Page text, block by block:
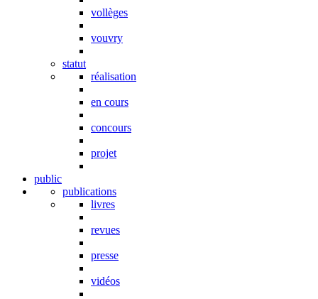
vollèges
vouvry
statut
réalisation
en cours
concours
projet
public
publications
livres
revues
presse
vidéos